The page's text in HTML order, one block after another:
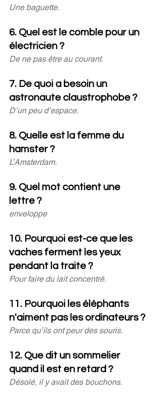
Une baguette.
6. Quel est le comble pour un
électricien ?
De ne pas être au courant.
7. De quoi a besoin un
astronaute claustrophobe ?
D’un peu d’espace.
8. Quelle est la femme du
hamster ?
L’Amsterdam.
9. Quel mot contient une
lettre ?
enveloppe
10. Pourquoi est-ce que les
vaches ferment les yeux
pendant la traite ?
Pour faire du lait concentré.
11. Pourquoi les éléphants
n'aiment pas les ordinateurs ?
Parce qu’ils ont peur des souris.
12. Que dit un sommelier
quand il est en retard ?
Désolé, il y avait des bouchons.